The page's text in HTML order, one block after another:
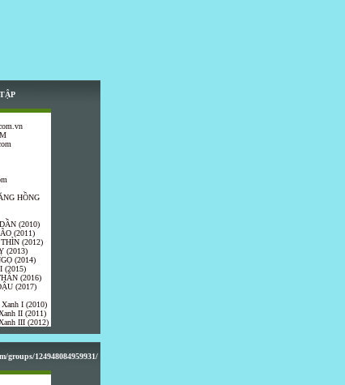
HỒNG
(2010)
(2011)
(2012)
(2013)
(2014)
(2015)
(2016)
(2017)
I (2010)
II (2011)
III (2012)
groups/124948084959931/